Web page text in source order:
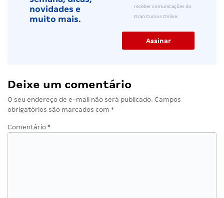
novidades e
muito mais.
receber comunicações do
Gran Cursos Online.
Deixe um comentário
O seu endereço de e-mail não será publicado. Campos
obrigatórios são marcados com *
Comentário *